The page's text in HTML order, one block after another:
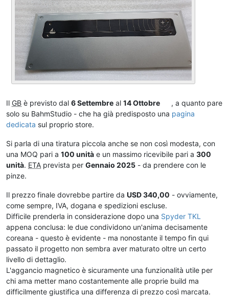
Il GB è previsto dal 6 Settembre al 14 Ottobre
, a quanto pare
solo su BahmStudio - che ha già predisposto una pagina
dedicata sul proprio store.
Si parla di una tiratura piccola anche se non così modesta, con
una MOQ pari a 100 unità e un massimo ricevibile pari a 300
unità. ETA prevista per Gennaio 2025 - da prendere con le
pinze.
Il prezzo finale dovrebbe partire da USD 340,00 - ovviamente,
come sempre, IVA, dogana e spedizioni escluse.
Difficile prenderla in considerazione dopo una Spyder TKL
appena conclusa: le due condividono un'anima decisamente
coreana - questo è evidente - ma nonostante il tempo fin qui
passato il progetto non sembra aver maturato oltre un certo
livello di dettaglio.
L'aggancio magnetico è sicuramente una funzionalità utile per
chi ama metter mano costantemente alle proprie build ma
difficilmente giustifica una differenza di prezzo così marcata.